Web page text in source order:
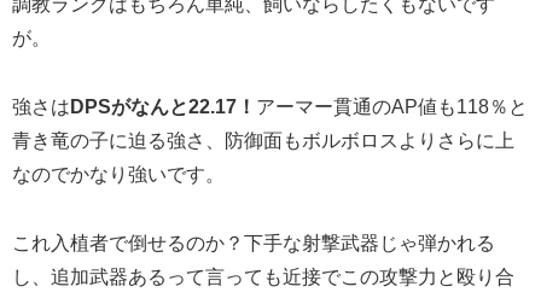
調教ランクはもちろん単純、飼いならしたくもないです
が。
強さは DPSがなんと22.17！ アーマー貫通のAP値も118％と
青き竜の子に迫る強さ、防御面もボルボロスよりさらに上
なのでかなり強いです。
これ入植者で倒せるのか？下手な射撃武器じゃ弾かれる
し、追加武器あるって言っても近接でこの攻撃力と殴り合